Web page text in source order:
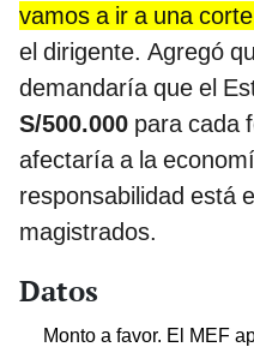
vamos a ir a una
el dirigente. Agregó
demandaría que el
S/500.000 para cada
afectaría a la
responsabilidad está
magistrados.
Datos
Monto a favor. El MEF